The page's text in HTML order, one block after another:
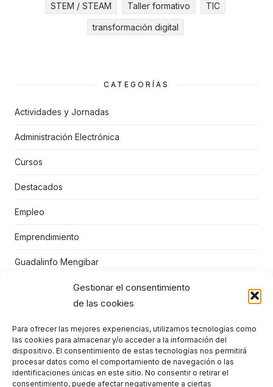
Gestionar el consentimiento
de las cookies
Para ofrecer las mejores experiencias, utilizamos tecnologías como
las cookies para almacenar y/o acceder a la información del
dispositivo. El consentimiento de estas tecnologías nos permitirá
procesar datos como el comportamiento de navegación o las
identificaciones únicas en este sitio. No consentir o retirar el
consentimiento, puede afectar negativamente a ciertas
STEM / STEAM Taller formativo TIC
transformación digital
CATEGORÍAS
Actividades y Jornadas
Administración Electrónica
Cursos
Destacados
Empleo
Emprendimiento
Guadalinfo Mengibar
Juegos educativos
Niños
Punto Vuela Mengíbar